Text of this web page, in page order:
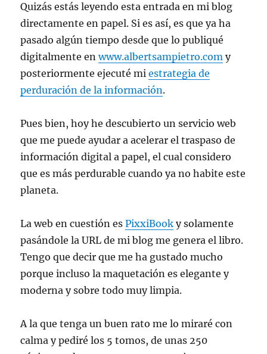
Quizás estás leyendo esta entrada en mi blog
directamente en papel. Si es así, es que ya ha
pasado algún tiempo desde que lo publiqué
digitalmente enwww.albertsampietro.com y
posteriormente ejecuté miestrategia de
perduración de la información.
Pues bien, hoy he descubierto un servicio web
que me puede ayudar a acelerar el traspaso de
información digital a papel, el cual considero
que es más perdurable cuando ya no habite este
planeta.
La web en cuestión esPixxiBook y solamente
pasándole la URL de mi blog me genera el libro.
Tengo que decir que me ha gustado mucho
porque incluso la maquetación es elegante y
moderna y sobre todo muy limpia.
A la que tenga un buen rato me lo miraré con
calma y pediré los 5 tomos, de unas 250